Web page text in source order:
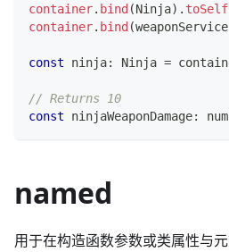
container. bind (Ninja) . toSelf
container. bind (
const ninja: Ninja =
// Returns 10
const ninjaWeaponDamage:
named
用于在构造函数参数或类属性与